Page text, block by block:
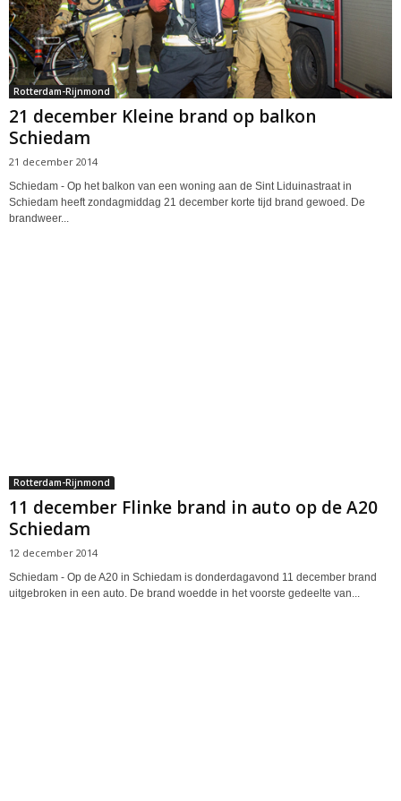
Rotterdam-Rijnmond
21 december Kleine brand op balkon
Schiedam
21 december 2014
Schiedam - Op het balkon van een woning aan de Sint Liduinastraat in
Schiedam heeft zondagmiddag 21 december korte tijd brand gewoed. De
brandweer...
Rotterdam-Rijnmond
11 december Flinke brand in auto op de A20
Schiedam
12 december 2014
Schiedam - Op de A20 in Schiedam is donderdagavond 11 december brand
uitgebroken in een auto. De brand woedde in het voorste gedeelte van...